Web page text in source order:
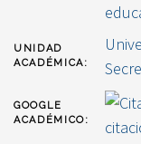
UNIDAD
ACADÉMICA:
GOOGLE
ACADÉMICO: